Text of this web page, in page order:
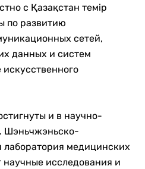
с Қазақстан темір
по развитию
сетей,
данных и систем
искусственного
и в научно-
Шэньчжэньско-
лаборатория медицинских
научные исследования и